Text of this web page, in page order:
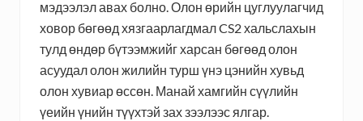
мэдээлэл авах болно. Олон өрийн цуглуулагчид
ховор бөгөөд хязгаарлагдмал CS2 хальслахын
тулд өндөр бүтээмжийг харсан бөгөөд олон
асуудал олон жилийн турш үнэ цэнийн хувьд
олон хувиар өссөн. Манай хамгийн сүүлийн
үеийн үнийн түүхтэй зах зээлээс ялгар.